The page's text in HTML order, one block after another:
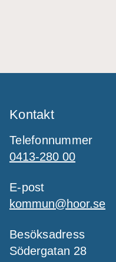
Kontakt
Telefonnummer
0413-280 00
E-post
kommun@hoor.se
Besöksadress
Södergatan 28